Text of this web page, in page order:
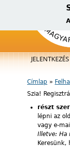
Főmenü
JELENTKEZÉS
Címlap »
Szia!
részt
lépni az
vagy e-
Illetve: Ha
Keresünk,